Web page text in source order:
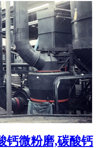
钙微粉磨,碳酸钙